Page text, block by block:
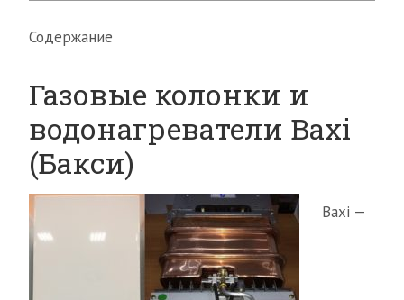
Содержание
Газовые колонки и
водонагреватели Baxi
(Бакси)
Baxi —